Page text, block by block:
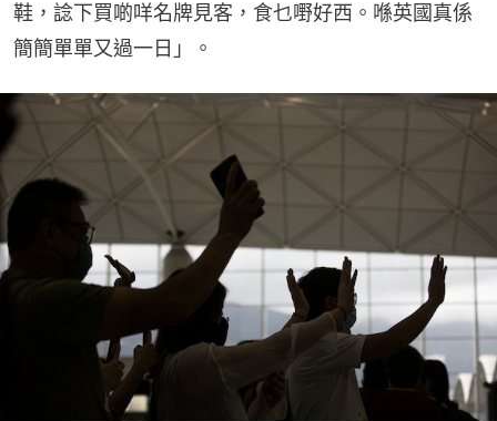
鞋，諗下買啲咩名牌見客，食乜嘢好西。喺英國真係
簡簡單單又過一日」。